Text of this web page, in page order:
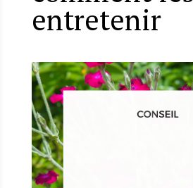
entretenir